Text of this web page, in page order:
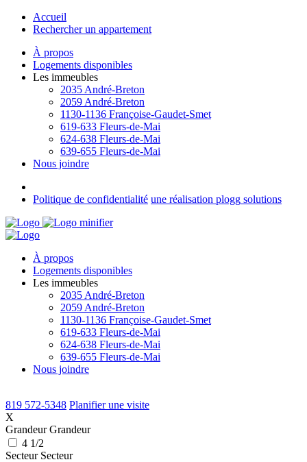
Accueil
Rechercher un appartement
À propos
Logements disponibles
Les immeubles
2035 André-Breton
2059 André-Breton
1130-1136 Françoise-Gaudet-Smet
619-633 Fleurs-de-Mai
624-638 Fleurs-de-Mai
639-655 Fleurs-de-Mai
Nous joindre
Politique de confidentialité une réalisation plogg solutions
À propos
Logements disponibles
Les immeubles
2035 André-Breton
2059 André-Breton
1130-1136 Françoise-Gaudet-Smet
619-633 Fleurs-de-Mai
624-638 Fleurs-de-Mai
639-655 Fleurs-de-Mai
Nous joindre
819 572-5348 Planifier une visite
X
Grandeur Grandeur
4 1/2
Secteur Secteur